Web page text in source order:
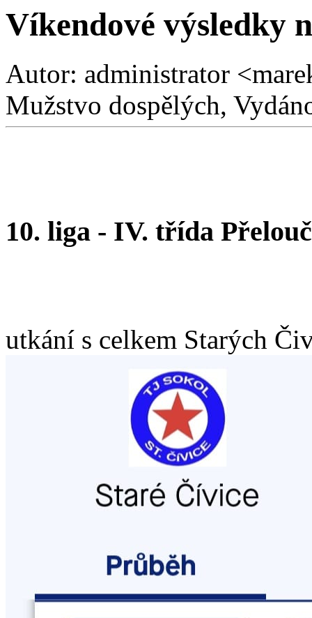
Víkendové výsledky
Autor: administrator
Mužstvo dospělých,
10. liga - IV. třída
utkání s celkem Starých